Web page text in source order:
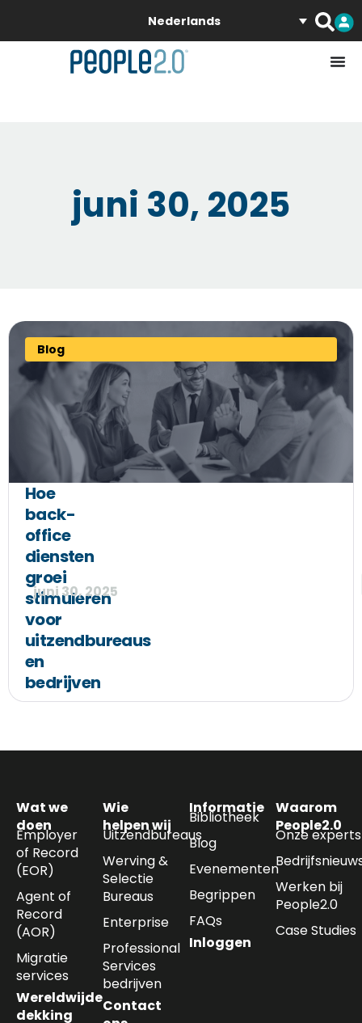
Nederlands
juni 30, 2025
Blog
Hoe
back-
office
diensten
groei
stimuleren
voor
uitzendbureaus
en
bedrijven
juni 30, 2025
Wat we
doen
Employer
of Record
(EOR)
Agent of
Record
(AOR)
Migratie
services
Wereldwijde
dekking
Wie
helpen wij
Uitzendbureaus
Werving &
Selectie
Bureaus
Enterprise
Professional
Services
bedrijven
Contact
Informatie
Bibliotheek
Blog
Evenementen
Begrippen
FAQs
Inloggen
Waarom
People2.0
Onze experts
Werken bij
People2.0
Case Studies